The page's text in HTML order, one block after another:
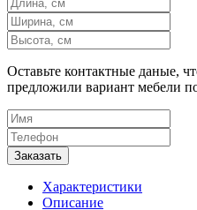
Оставьте контактные даные,
предложили вариант мебели
Характеристики
Описание